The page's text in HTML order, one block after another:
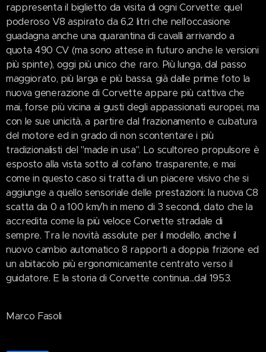
rappresenta il biglietto da visita di ogni Corvette: quel
poderoso V8 aspirato da 6,2 litri che nell'occasione
guadagna anche una quarantina di cavalli arrivando a
quota 490 CV (ma sono attese in futuro anche le versioni
più spinte), oggi più unico che raro. Più lunga, dal passo
maggiorato, più larga e più bassa, già dalle prime foto la
nuova generazione di Corvette appare più cattiva che
mai, forse più vicina ai gusti degli appassionati europei, ma
con le sue unicità, a partire dal frazionamento e cubatura
del motore ed in grado di non scontentare i più
tradizionalisti del "made in usa". Lo scultoreo propulsore è
esposto alla vista sotto al cofano trasparente, e mai
come in questo caso si tratta di un piacere visivo che si
aggiunge a quello sensoriale delle prestazioni: la nuova C8
scatta da 0 a 100 km/h in meno di 3 secondi, dato che la
accredita come la più veloce Corvette stradale di
sempre. Tra le novità assolute per il modello, anche il
nuovo cambio automatico 8 rapporti a doppia frizione ed
un abitacolo più ergonomicamente centrato verso il
guidatore. E la storia di Corvette continua...dal 1953.
Marco Fasoli